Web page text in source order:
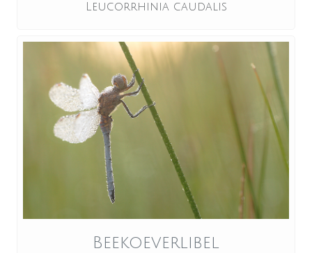
Leucorrhinia caudalis
Beekoeverlibel